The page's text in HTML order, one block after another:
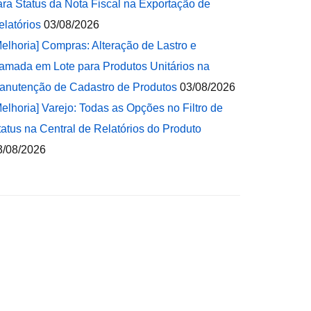
Status da Nota Fiscal na Exportação de
03/08/2026
Compras: Alteração de Lastro e
em Lote para Produtos Unitários na
de Cadastro de Produtos 03/08/2026
Varejo: Todas as Opções no Filtro de
na Central de Relatórios do Produto
08/2026